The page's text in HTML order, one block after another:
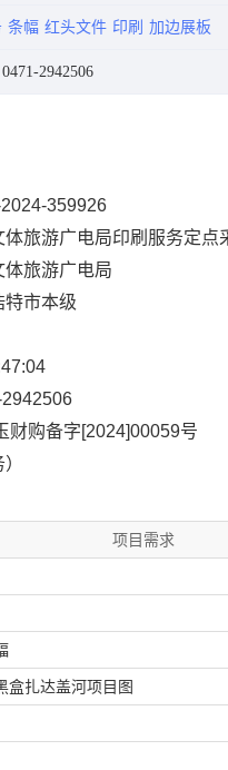
条幅 红头文件 印刷 加边展板
2942506
359926
旅游广电局印刷服务定点
旅游广电局
特市本级
财购备字[2024]00059号
项目需求
盒扎达盖河项目图